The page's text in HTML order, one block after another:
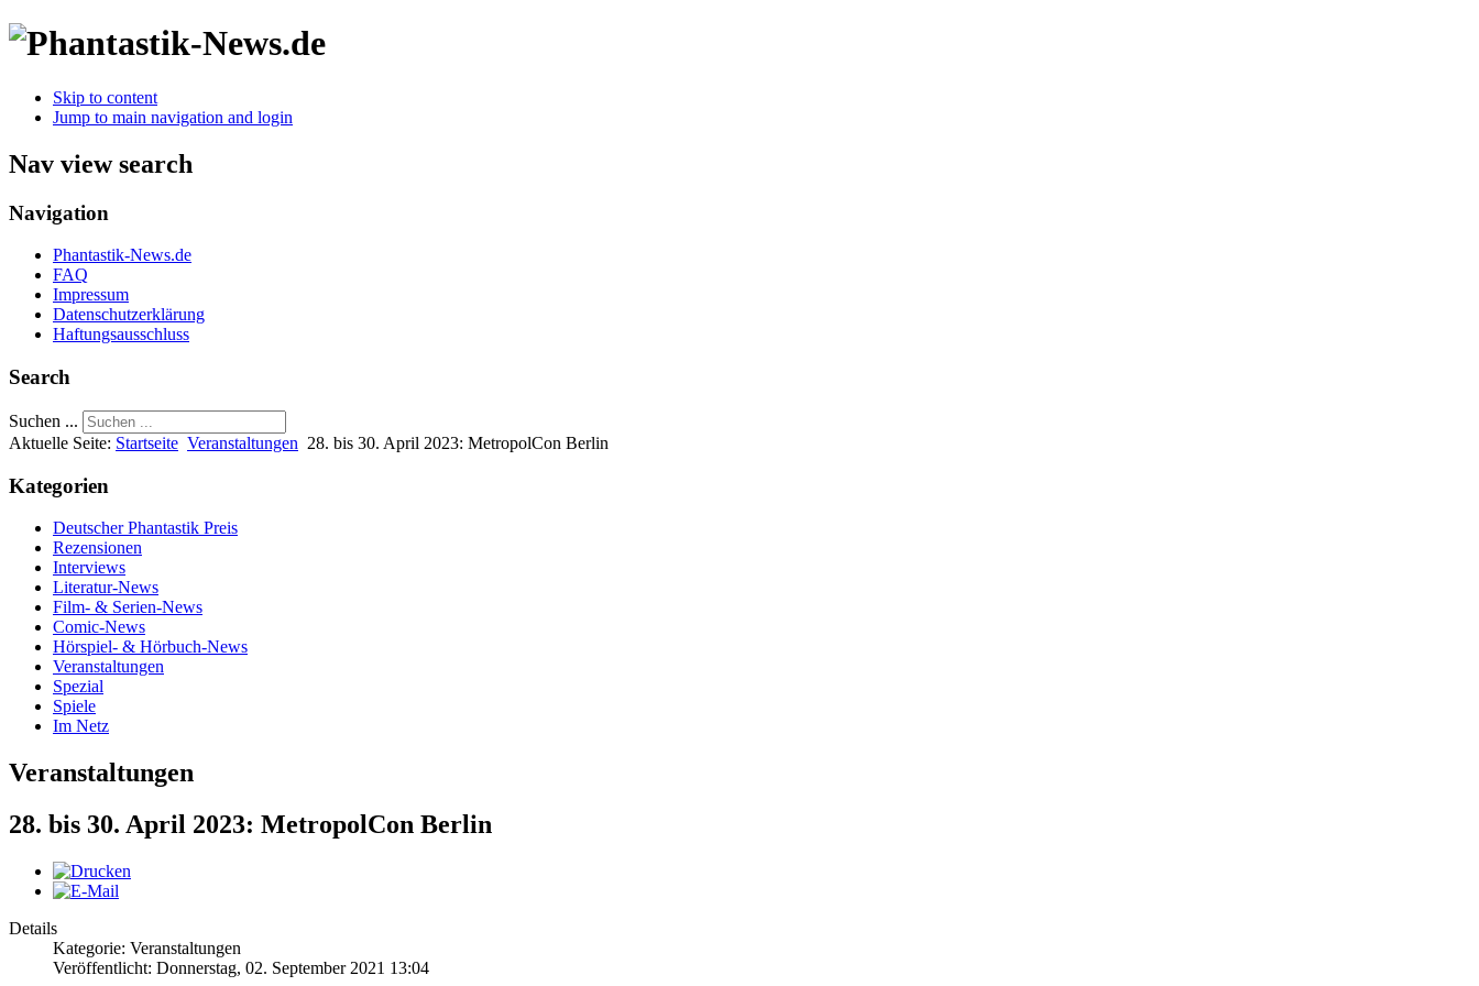
Skip to content
Jump to main navigation and login
Nav view search
Navigation
Phantastik-News.de
FAQ
Impressum
Datenschutzerklärung
Haftungsausschluss
Search
Suchen ...
Aktuelle Seite: Startseite Veranstaltungen 28. bis 30. April 2023: MetropolCon Berlin
Kategorien
Deutscher Phantastik Preis
Rezensionen
Interviews
Literatur-News
Film- & Serien-News
Comic-News
Hörspiel- & Hörbuch-News
Veranstaltungen
Spezial
Spiele
Im Netz
Veranstaltungen
28. bis 30. April 2023: MetropolCon Berlin
Details
Kategorie: Veranstaltungen
Veröffentlicht: Donnerstag, 02. September 2021 13:04